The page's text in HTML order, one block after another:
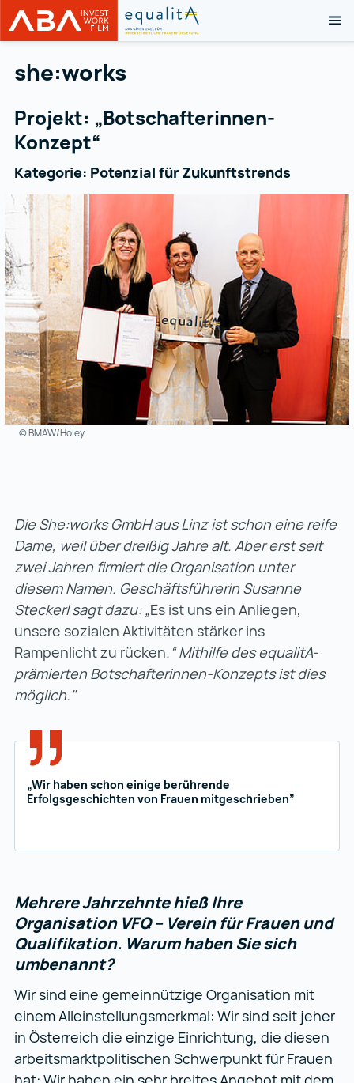
she:works
Projekt: „Botschafterinnen-
Konzept“
Kategorie: Potenzial für Zukunftstrends
© BMAW/Holey
Die She:works GmbH aus Linz ist schon eine reife
Dame, weil über dreißig Jahre alt. Aber erst seit
zwei Jahren firmiert die Organisation unter
diesem Namen. Geschäftsführerin Susanne
Steckerl sagt dazu: „Es ist uns ein Anliegen,
unsere sozialen Aktivitäten stärker ins
Rampenlicht zu rücken.“ Mithilfe des equalitA-
prämierten Botschafterinnen-Konzepts ist dies
möglich."
„Wir haben schon einige berührende
Erfolgsgeschichten von Frauen mitgeschrieben”
Mehrere Jahrzehnte hieß Ihre
Organisation VFQ – Verein für Frauen und
Qualifikation. Warum haben Sie sich
umbenannt?
Wir sind eine gemeinnützige Organisation mit
einem Alleinstellungsmerkmal: Wir sind seit jeher
in Österreich die einzige Einrichtung, die diesen
arbeitsmarktpolitischen Schwerpunkt für Frauen